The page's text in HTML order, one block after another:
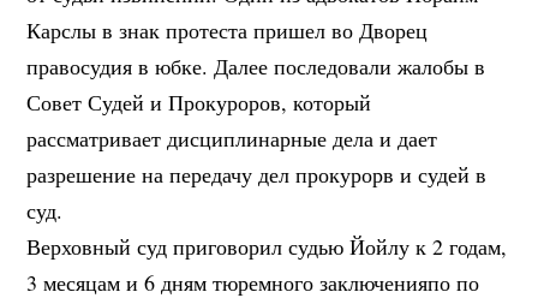
Карслы в знак протеста пришел во Дворец
правосудия в юбке. Далее последовали жалобы в
Совет Судей и Прокуроров, который
рассматривает дисциплинарные дела и дает
разрешение на передачу дел прокурорв и судей в
суд.
Верховный суд приговорил судью Йойлу к 2 годам,
3 месяцам и 6 дням тюремного заключенияпо по